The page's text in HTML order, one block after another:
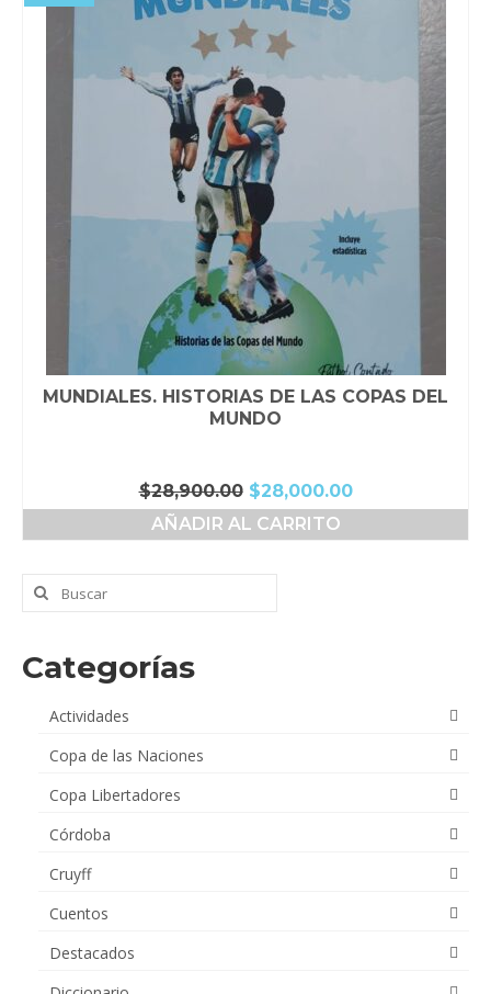
MUNDIALES. HISTORIAS DE LAS COPAS DEL
MUNDO
$28,900.00 El
precio
original
$28,900.00.
$28,000.00El
precio
AÑADIR AL CARRITO
Buscar
por:
Categorías
Actividades
Copa de las Naciones
Copa Libertadores
Córdoba
Cruyff
Cuentos
Destacados